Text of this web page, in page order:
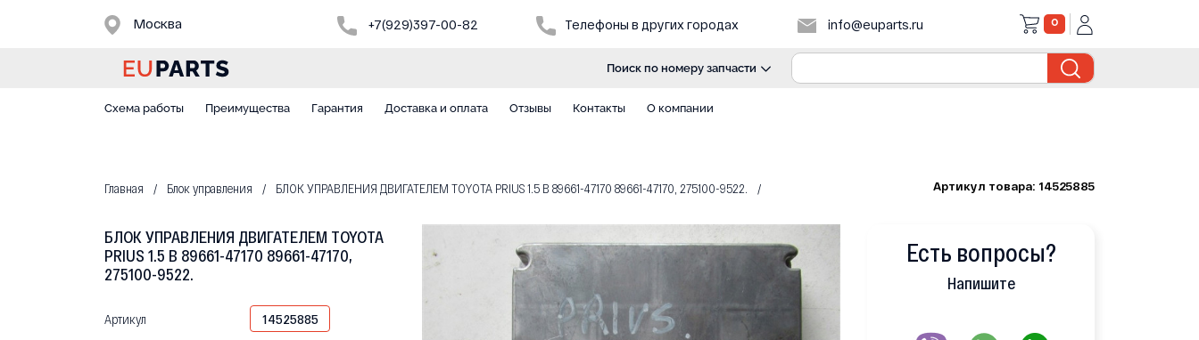
Москва +7(929)397-00-82 Телефоны в других городах info@euparts.ru 0
Поиск по номеру запчасти
Схема работы Преимущества Гарантия Доставка и оплата Отзывы Контакты О компании
Главная Блок управления БЛОК УПРАВЛЕНИЯ ДВИГАТЕЛЕМ TOYOTA PRIUS 1.5 B 89661-47170 89661-47170, 275100-9522. Артикул товара: 14525885
БЛОК УПРАВЛЕНИЯ ДВИГАТЕЛЕМ TOYOTA
PRIUS 1.5 B 89661-47170 89661-47170,
275100-9522.
Артикул
14525885
Есть вопросы?
Напишите